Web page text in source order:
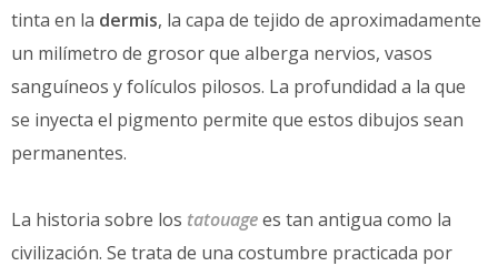
tinta en la dermis, la capa de tejido de aproximadamente
un milímetro de grosor que alberga nervios, vasos
sanguíneos y folículos pilosos. La profundidad a la que
se inyecta el pigmento permite que estos dibujos sean
permanentes.
La historia sobre los tatouagees tan antigua como la
civilización. Se trata de una costumbre practicada por